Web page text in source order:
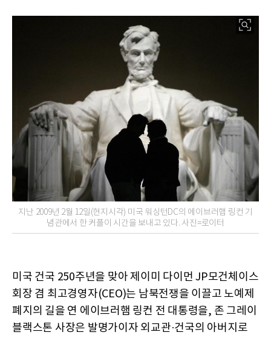
지난 2009년 2월 12일(현지시각) 미국 워싱턴DC의 에이브러햄 링컨 기
념관에서 한 커플이 시간을 보내고 있다. 사진=로이터
미국 건국 250주년을 맞아 제이미 다이먼 JP모건체이스
회장 겸 최고경영자(CEO)는 남북전쟁을 이끌고 노예제
폐지의 길을 연 에이브러햄 링컨 전 대통령을, 존 그레이
블랙스톤 사장은 발명가이자 외교관·건국의 아버지로